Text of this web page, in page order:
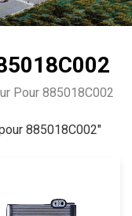
Pour 885018C002
885018C002"